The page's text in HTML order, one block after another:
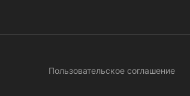
Пользовательское соглашение